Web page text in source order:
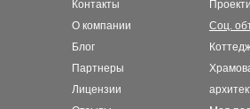
Соц.
Контакты
О компании
Блог
Партнеры
Лицензии